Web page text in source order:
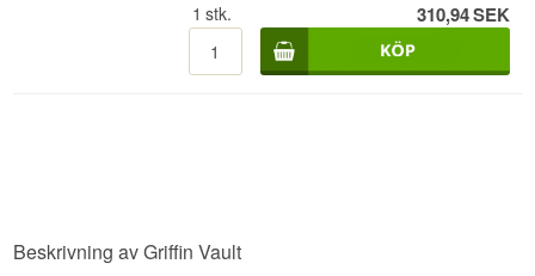
Griffin Vault Vodka är en Engelsk Vodka från Red
Griffin, filtrerad genom kol av engelsk ek och
buteljerad vid 40,6%.
mjuk munkänsla, där kanterna är borta utan att
1 stk. 310,94SEK
Beskrivning av Griffin Vault